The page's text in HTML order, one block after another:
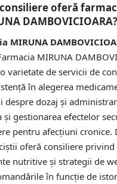
oferă
DAMBOVICIOARA?
MIRUNA
MIRUNA
varietate de servicii de
în alegerea
dozaj și
gestionarea efectelor
pentru afecțiuni cronice.
oferă consiliere
nutritive și strategii de
în funcție de